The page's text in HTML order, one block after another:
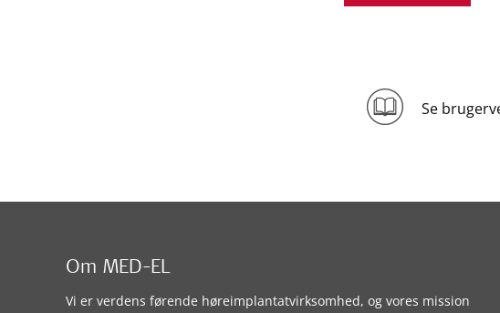
Se
Om MED-EL
Vi er verdens førende høreimplantatvirksomhed, og vores mission